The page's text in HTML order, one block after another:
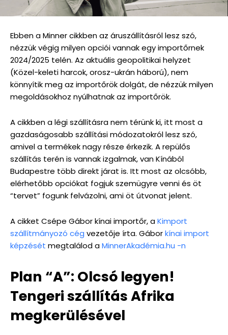
Ebben a Minner cikkben az áruszállításról lesz szó,
nézzük végig milyen opciói vannak egy importőrnek
2024/2025 telén. Az aktuális geopolitikai helyzet
(Közel-keleti harcok, orosz-ukrán háború), nem
könnyítik meg az importőrök dolgát, de nézzük milyen
megoldásokhoz nyúlhatnak az importőrök.
A cikkben a légi szállításra nem térünk ki, itt most a
gazdaságosabb szállítási módozatokról lesz szó,
amivel a termékek nagy része érkezik. A repülős
szállítás terén is vannak izgalmak, van Kínából
Budapestre több direkt járat is. Itt most az olcsóbb,
elérhetőbb opciókat fogjuk szemügyre venni és öt
“tervet” fogunk felvázolni, ami öt útvonat jelent.
A cikket Csépe Gábor kínai importőr, aKimport
szállítmányozó cég vezetője írta. Gáborkínai import
képzését megtalálod aMinnerAkadémia.hu -n
Plan “A”: Olcsó legyen!
Tengeri szállítás Afrika
megkerülésével